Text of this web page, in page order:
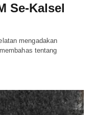
Se-Kalsel
mengadakan
tentang